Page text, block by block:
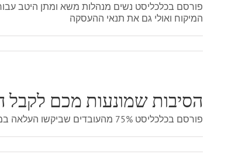
פורסם בכלכליסט נשים מנהלות משא ומתן היטב
המיקוח ואולי גם את תנאי ההעסקה
הסיבות שמונעות מכם
פורסם בכלכליסט 75% מהעובדים שביקשו העלאה במשכורת אכן קיבלו אותה - כך תתגברו על החששות ותשיגו את ההעלאה שמגיעה לכם